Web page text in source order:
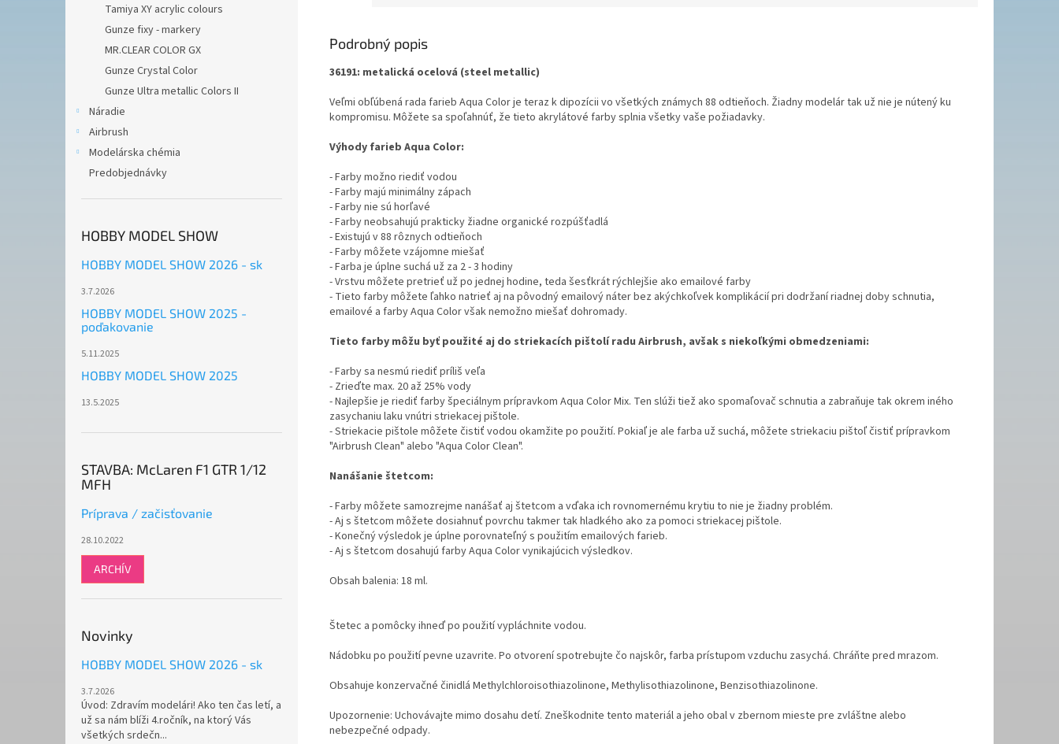
Tamiya XY acrylic colours
Gunze fixy - markery
MR.CLEAR COLOR GX
Gunze Crystal Color
Gunze Ultra metallic Colors II
Náradie
Airbrush
Modelárska chémia
Predobjednávky
HOBBY MODEL SHOW
HOBBY MODEL SHOW 2026 - sk
3.7.2026
HOBBY MODEL SHOW 2025 -
poďakovanie
5.11.2025
HOBBY MODEL SHOW 2025
13.5.2025
STAVBA: McLaren F1 GTR 1/12
MFH
Príprava / začisťovanie
28.10.2022
ARCHÍV
Novinky
HOBBY MODEL SHOW 2026 - sk
3.7.2026
Úvod: Zdravím modelári! Ako ten čas letí, a
už sa nám blíži 4.ročník, na ktorý Vás
všetkých srdečn...
Podrobný popis
36191: metalická ocelová (steel metallic)
Veľmi obľúbená rada farieb Aqua Color je teraz k dipozícii vo všetkých známych 88 odtieňoch. Žiadny modelár tak už nie je nútený ku
kompromisu. Môžete sa spoľahnúť, že tieto akrylátové farby splnia všetky vaše požiadavky.
Výhody farieb Aqua Color:
- Farby možno riediť vodou
- Farby majú minimálny zápach
- Farby nie sú horľavé
- Farby neobsahujú prakticky žiadne organické rozpúšťadlá
- Existujú v 88 rôznych odtieňoch
- Farby môžete vzájomne miešať
- Farba je úplne suchá už za 2 - 3 hodiny
- Vrstvu môžete pretrieť už po jednej hodine, teda šesťkrát rýchlejšie ako emailové farby
- Tieto farby môžete ľahko natrieť aj na pôvodný emailový náter bez akýchkoľvek komplikácií pri dodržaní riadnej doby schnutia,
emailové a farby Aqua Color však nemožno miešať dohromady.
Tieto farby môžu byť použité aj do striekacích pištolí radu Airbrush, avšak s niekoľkými obmedzeniami:
- Farby sa nesmú riediť príliš veľa
- Zrieďte max. 20 až 25% vody
- Najlepšie je riediť farby špeciálnym prípravkom Aqua Color Mix. Ten slúži tiež ako spomaľovač schnutia a zabraňuje tak okrem iného
zasychaniu laku vnútri striekacej pištole.
- Striekacie pištole môžete čistiť vodou okamžite po použití. Pokiaľ je ale farba už suchá, môžete striekaciu pištoľ čistiť prípravkom
"Airbrush Clean" alebo "Aqua Color Clean".
Nanášanie štetcom:
- Farby môžete samozrejme nanášať aj štetcom a vďaka ich rovnomernému krytiu to nie je žiadny problém.
- Aj s štetcom môžete dosiahnuť povrchu takmer tak hladkého ako za pomoci striekacej pištole.
- Konečný výsledok je úplne porovnateľný s použitím emailových farieb.
- Aj s štetcom dosahujú farby Aqua Color vynikajúcich výsledkov.
Obsah balenia: 18 ml.
Štetec a pomôcky ihneď po použití vypláchnite vodou.
Nádobku po použití pevne uzavrite. Po otvorení spotrebujte čo najskôr, farba prístupom vzduchu zasychá. Chráňte pred mrazom.
Obsahuje konzervačné činidlá Methylchloroisothiazolinone, Methylisothiazolinone, Benzisothiazolinone.
Upozornenie: Uchovávajte mimo dosahu detí. Zneškodnite tento materiál a jeho obal v zbernom mieste pre zvláštne alebo
nebezpečné odpady.